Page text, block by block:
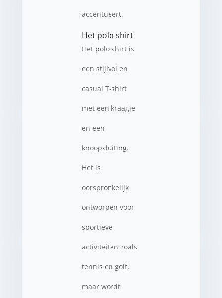
accentueert.
Het polo shirt
Het polo shirt is
een stijlvol en
casual T-shirt
met een kraagje
en een
knoopsluiting.
Het is
oorspronkelijk
ontworpen voor
sportieve
activiteiten zoals
tennis en golf,
maar wordt